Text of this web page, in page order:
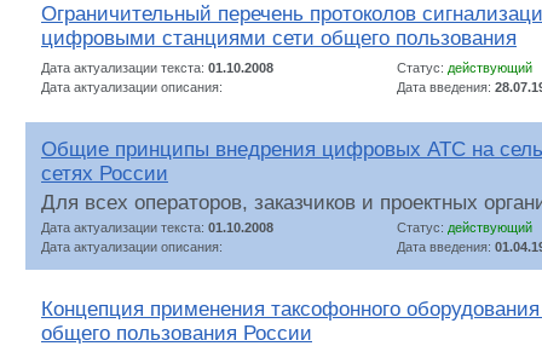
Ограничительный перечень протоколов
цифровыми станциями сети общего пользования
Дата актуализации текста: 01.10.2008 Статус: действующий
Дата актуализации описания:
Дата введения:
Общие принципы внедрения цифровых АТС на
сетях России
Для всех операторов, заказчиков и проектных
Дата актуализации текста: 01.10.2008 Статус: действующий
Дата актуализации описания:
Дата введения:
Концепция применения таксофонного
общего пользования России